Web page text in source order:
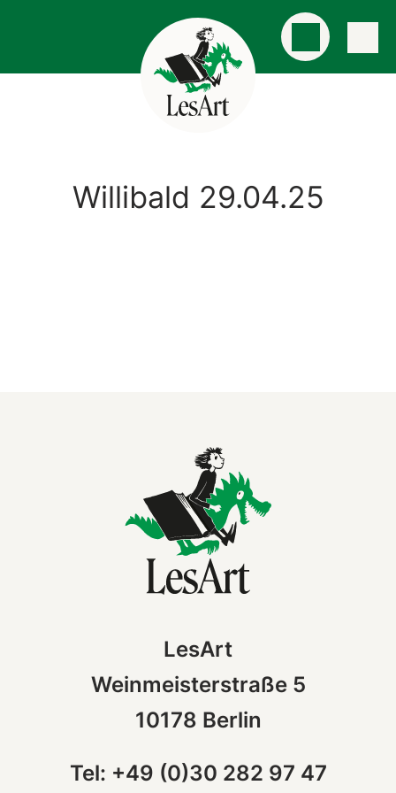
Willibald 29.04.25
LesArt
Weinmeisterstraße 5
10178 Berlin
Tel: +49 (0)30 282 97 47